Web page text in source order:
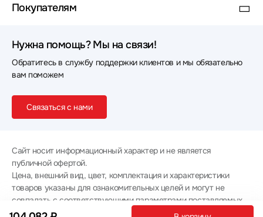
Покупателям
Нужна помощь? Мы на связи!
Обратитесь в службу поддержки клиентов и мы обязательно
вам поможем
Связаться с нами
Сайт носит информационный характер и не является
публичной офертой.
Цена, внешний вид, цвет, комплектация и характеристики
товаров указаны для ознакомительных целей и могут не
совпадать с соответствующими параметрами поставляемых
товаров - уточняйте информацию у менеджера при